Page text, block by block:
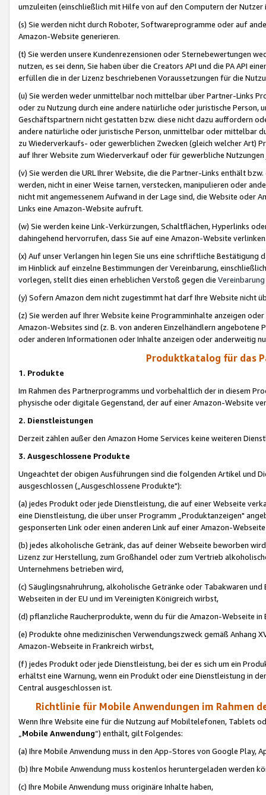
umzuleiten (einschließlich mit Hilfe von auf den Computern der
(s) Sie werden nicht durch Roboter, Softwareprogramme oder auf
Amazon-Website generieren.
(t) Sie werden unsere Kundenrezensionen oder Sternebewertungen
nutzen, es sei denn, Sie haben über die Creators API und die PA API
erfüllen die in der Lizenz beschriebenen Voraussetzungen für die
(u) Sie werden weder unmittelbar noch mittelbar über Partner-Links
oder zu Nutzung durch eine andere natürliche oder juristische
Geschäftspartnern nicht gestatten bzw. diese nicht dazu auffordern
andere natürliche oder juristische Person, unmittelbar oder mittelbar
zu Wiederverkaufs- oder gewerblichen Zwecken (gleich welcher Art)
auf Ihrer Website zum Wiederverkauf oder für gewerbliche
(v) Sie werden die URL Ihrer Website, die die Partner-Links enthält
werden, nicht in einer Weise tarnen, verstecken, manipulieren oder
nicht mit angemessenem Aufwand in der Lage sind, die Website oder
Links eine Amazon-Website aufruft.
(w) Sie werden keine Link-Verkürzungen, Schaltflächen, Hyperlinks
dahingehend hervorrufen, dass Sie auf eine Amazon-Website
(x) Auf unser Verlangen hin legen Sie uns eine schriftliche
im Hinblick auf einzelne Bestimmungen der Vereinbarung,
vorlegen, stellt dies einen erheblichen Verstoß gegen die Vereinbarung
(y) Sofern Amazon dem nicht zugestimmt hat darf Ihre Website nicht
(z) Sie werden auf Ihrer Website keine Programminhalte anzeigen
Amazon-Websites sind (z. B. von anderen Einzelhändlern
oder anderen Informationen oder Inhalte anzeigen oder anderweitig
Produktkatalog für das
1. Produkte
Im Rahmen des Partnerprogramms und vorbehaltlich der in diesem
physische oder digitale Gegenstand, der auf einer Amazon-Website
2. Dienstleistungen
Derzeit zählen außer den Amazon Home Services keine weiteren
3. Ausgeschlossene Produkte
Ungeachtet der obigen Ausführungen sind die folgenden Artikel und
ausgeschlossen („Ausgeschlossene Produkte"):
(a) jedes Produkt oder jede Dienstleistung, die auf einer Webseite
eine Dienstleistung, die über unser Programm „Produktanzeigen"
gesponserten Link oder einen anderen Link auf einer Amazon-
(b) jedes alkoholische Getränk, das auf deiner Webseite beworben
Lizenz zur Herstellung, zum Großhandel oder zum Vertrieb
Unternehmens betrieben wird,
(c) Säuglingsnahruhrung, alkoholische Getränke oder Tabakwaren
Webseiten in der EU und im Vereinigten Königreich wirbst,
(d) pflanzliche Raucherprodukte, wenn du für die Amazon-Webseite in
(e) Produkte ohne medizinischen Verwendungszweck gemäß Anhang
Amazon-Webseite in Frankreich wirbst,
(f) jedes Produkt oder jede Dienstleistung, bei der es sich um ein
erhältst eine Warnung, wenn ein Produkt oder eine Dienstleistung in
Central ausgeschlossen ist.
Richtlinie für Mobile Anwendungen im Rahmen
Wenn Ihre Website eine für die Nutzung auf Mobiltelefonen, Tablets
„Mobile Anwendung“) enthält, gilt Folgendes:
(a) Ihre Mobile Anwendung muss in den App-Stores von Google Play,
(b) Ihre Mobile Anwendung muss kostenlos heruntergeladen werden
(c) Ihre Mobile Anwendung muss originäre Inhalte haben,